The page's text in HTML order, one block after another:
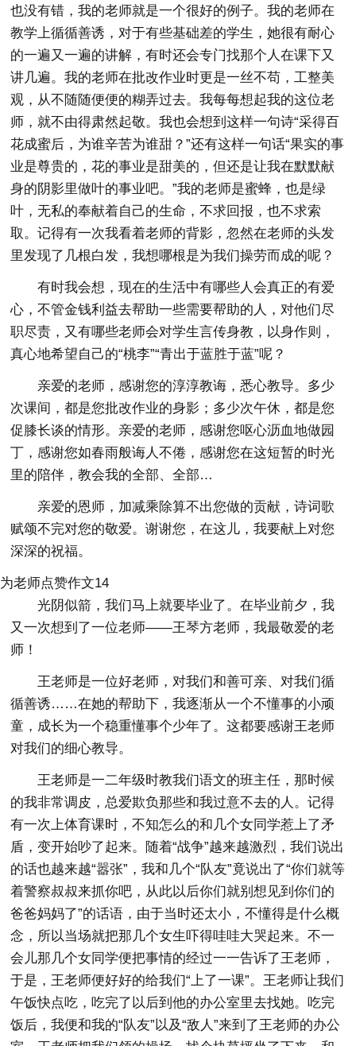
也没有错，我的老师就是一个很好的例子。我的老师在
教学上循循善诱，对于有些基础差的学生，她很有耐心
的一遍又一遍的讲解，有时还会专门找那个人在课下又
讲几遍。我的老师在批改作业时更是一丝不苟，工整美
观，从不随随便便的糊弄过去。我每每想起我的这位老
师，就不由得肃然起敬。我也会想到这样一句诗“采得百
花成蜜后，为谁辛苦为谁甜？”还有这样一句话“果实的事
业是尊贵的，花的事业是甜美的，但还是让我在默默献
身的阴影里做叶的事业吧。”我的老师是蜜蜂，也是绿
叶，无私的奉献着自己的生命，不求回报，也不求索
取。记得有一次我看着老师的背影，忽然在老师的头发
里发现了几根白发，我想哪根是为我们操劳而成的呢？
有时我会想，现在的生活中有哪些人会真正的有爱
心，不管金钱利益去帮助一些需要帮助的人，对他们尽
职尽责，又有哪些老师会对学生言传身教，以身作则，
真心地希望自己的“桃李”“青出于蓝胜于蓝”呢？
亲爱的老师，感谢您的淳淳教诲，悉心教导。多少
次课间，都是您批改作业的身影；多少次午休，都是您
促膝长谈的情形。亲爱的老师，感谢您呕心沥血地做园
丁，感谢您如春雨般诲人不倦，感谢您在这短暂的时光
里的陪伴，教会我的全部、全部…
亲爱的恩师，加减乘除算不出您做的贡献，诗词歌
赋颂不完对您的敬爱。谢谢您，在这儿，我要献上对您
深深的祝福。
为老师点赞作文14
光阴似箭，我们马上就要毕业了。在毕业前夕，我
又一次想到了一位老师——王琴方老师，我最敬爱的老
师！
王老师是一位好老师，对我们和善可亲、对我们循
循善诱……在她的帮助下，我逐渐从一个不懂事的小顽
童，成长为一个稳重懂事个少年了。这都要感谢王老师
对我们的细心教导。
王老师是一二年级时教我们语文的班主任，那时候
的我非常调皮，总爱欺负那些和我过意不去的人。记得
有一次上体育课时，不知怎么的和几个女同学惹上了矛
盾，变开始吵了起来。随着“战争”越来越激烈，我们说出
的话也越来越“嚣张”，我和几个“队友”竟说出了“你们就等
着警察叔叔来抓你吧，从此以后你们就别想见到你们的
爸爸妈妈了”的话语，由于当时还太小，不懂得是什么概
念，所以当场就把那几个女生吓得哇哇大哭起来。不一
会儿那几个女同学便把事情的经过一一告诉了王老师，
于是，王老师便好好的给我们“上了一课”。王老师让我们
午饭快点吃，吃完了以后到他的办公室里去找她。吃完
饭后，我便和我的“队友”以及“敌人”来到了王老师的办公